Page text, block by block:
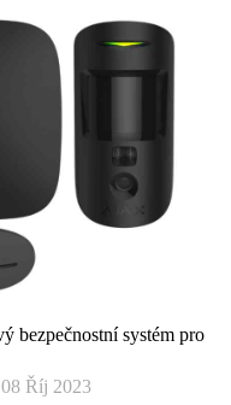
bezpečnostní systém pro
08 Říj 2023